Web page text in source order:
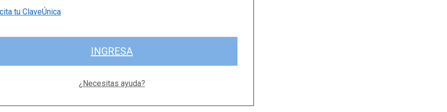
tu ClaveÚnica
INGRESA
¿Necesitas ayuda?